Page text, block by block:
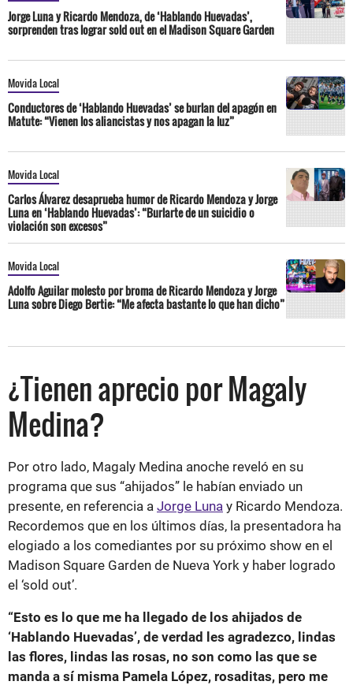
Jorge Luna y Ricardo Mendoza, de ‘Hablando Huevadas’,
sorprenden tras lograr sold out en el Madison Square Garden
Movida Local
Conductores de ‘Hablando Huevadas’ se burlan del apagón en
Matute: “Vienen los aliancistas y nos apagan la luz”
Movida Local
Carlos Álvarez desaprueba humor de Ricardo Mendoza y Jorge
Luna en ‘Hablando Huevadas’: “Burlarte de un suicidio o
violación son excesos”
Movida Local
Adolfo Aguilar molesto por broma de Ricardo Mendoza y Jorge
Luna sobre Diego Bertie: “Me afecta bastante lo que han dicho”
¿Tienen aprecio por Magaly
Medina?
Por otro lado, Magaly Medina anoche reveló en su
programa que sus “ahijados” le habían enviado un
presente, en referencia a Jorge Luna y Ricardo Mendoza.
Recordemos que en los últimos días, la presentadora ha
elogiado a los comediantes por su próximo show en el
Madison Square Garden de Nueva York y haber logrado
el ‘sold out’.
“Esto es lo que me ha llegado de los ahijados de
‘Hablando Huevadas’, de verdad les agradezco, lindas
las flores, lindas las rosas, no son como las que se
manda a sí misma Pamela López, rosaditas, pero me